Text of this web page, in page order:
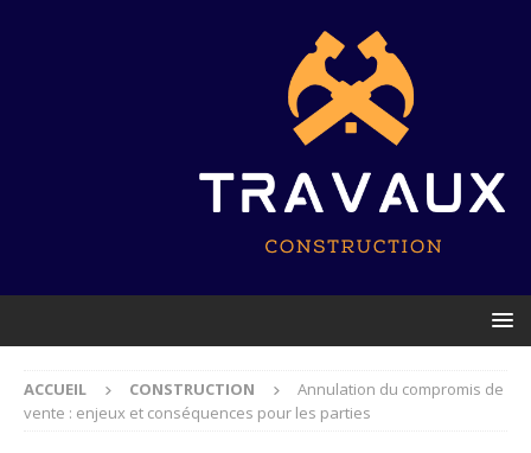
ACCUEIL CONSTRUCTION
Annulation du compromis de
vente : enjeux et conséquences pour les parties